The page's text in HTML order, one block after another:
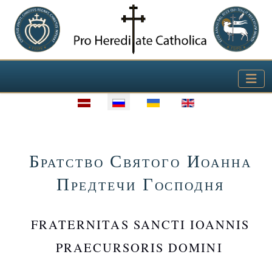
Выберите язык
Братство Святого Иоанна
Предтечи Господня
FRATERNITAS SANCTI IOANNIS
PRAECURSORIS DOMINI